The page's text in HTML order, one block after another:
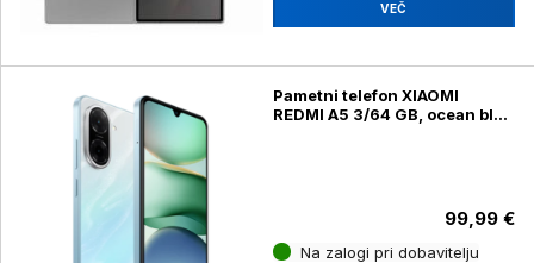
VEČ
Pametni telefon XIAOMI
REDMI A5 3/64 GB, ocean blue
99,99 €
Na zalogi pri dobavitelju